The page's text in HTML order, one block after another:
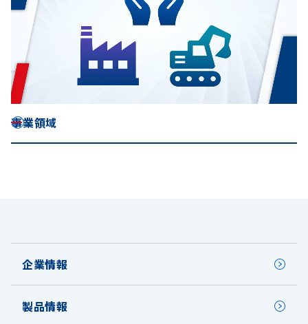
事業領域
企業情報
製品情報